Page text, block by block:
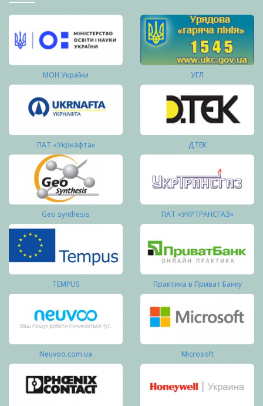
МОН України УГЛ
ПАТ «Укрнафта» ДТЕК
Geo synthesis ПАТ «УКРТРАНСГАЗ»
TEMPUS Практика в Приват Банку
Neuvoo.com.ua Microsoft